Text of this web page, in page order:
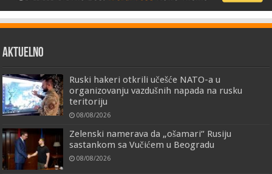
AKTUELNO
Ruski hakeri otkrili učešće NATO-a u
organizovanju vazdušnih napada na rusku
teritoriju
08/08/2026
Zelenski namerava da „ošamari“ Rusiju
sastankom sa Vučićem u Beogradu
08/08/2026